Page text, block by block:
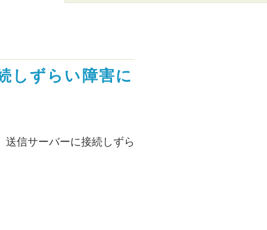
しずらい障害に
信サーバーに接続しずら